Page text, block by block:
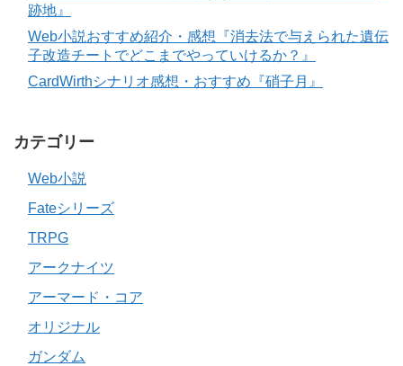
跡地』
Web小説おすすめ紹介・感想『消去法で与えられた遺伝
子改造チートでどこまでやっていけるか？』
CardWirthシナリオ感想・おすすめ『硝子月』
カテゴリー
Web小説
Fateシリーズ
TRPG
アークナイツ
アーマード・コア
オリジナル
ガンダム